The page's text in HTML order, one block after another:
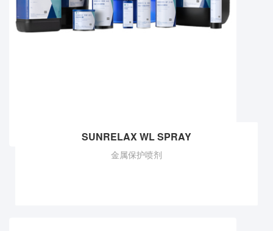
SUNRELAX WL SPRAY
金属保护喷剂